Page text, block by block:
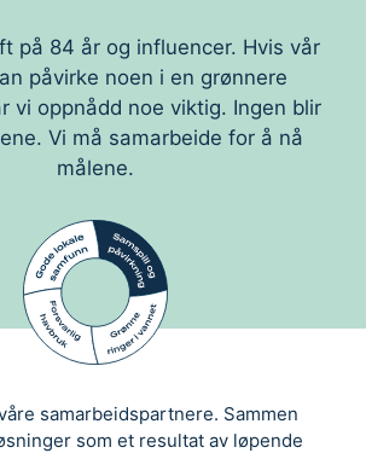
på 84 år og influencer. Hvis vår
påvirke noen i en grønnere
vi oppnådd noe viktig. Ingen blir
Vi må samarbeide for å nå
målene.
samarbeidspartnere. Sammen
som et resultat av løpende